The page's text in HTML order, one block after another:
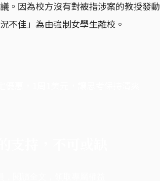
。因為校方沒有對被指涉案的教授發
不佳」為由強制女學生離校。